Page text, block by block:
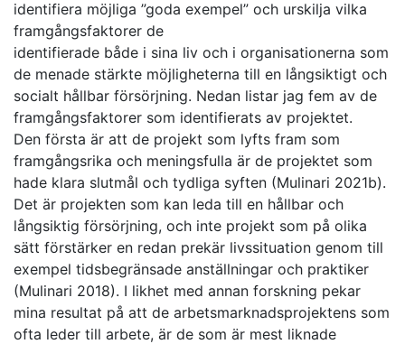
identifiera möjliga ”goda exempel” och urskilja vilka
framgångsfaktorer de
identifierade både i sina liv och i organisationerna som
de menade stärkte möjligheterna till en långsiktigt och
socialt hållbar försörjning. Nedan listar jag fem av de
framgångsfaktorer som identifierats av projektet.
Den första är att de projekt som lyfts fram som
framgångsrika och meningsfulla är de projektet som
hade klara slutmål och tydliga syften (Mulinari 2021b).
Det är projekten som kan leda till en hållbar och
långsiktig försörjning, och inte projekt som på olika
sätt förstärker en redan prekär livssituation genom till
exempel tidsbegränsade anställningar och praktiker
(Mulinari 2018). I likhet med annan forskning pekar
mina resultat på att de arbetsmarknadsprojektens som
ofta leder till arbete, är de som är mest liknade